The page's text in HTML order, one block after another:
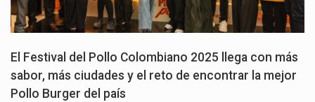
El Festival del Pollo Colombiano 2025 llega con más
sabor, más ciudades y el reto de encontrar la mejor
Pollo Burger del país